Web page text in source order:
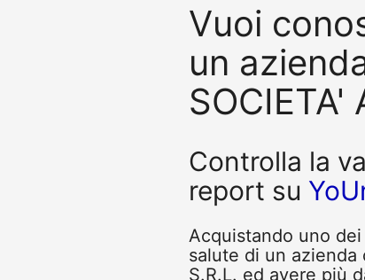
Vuoi
un
SOCIETA'
Controlla la
report su
Acquistando uno
salute di un azienda
S.R.L. ed avere più